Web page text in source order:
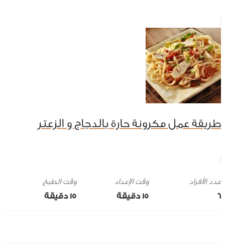
طريقة عمل مكرونة حارة بالدجاج و الزعتر
6
وقت الإعداد
15 ‎دقيقة
وقت الطبخ
15 ‎دقيقة